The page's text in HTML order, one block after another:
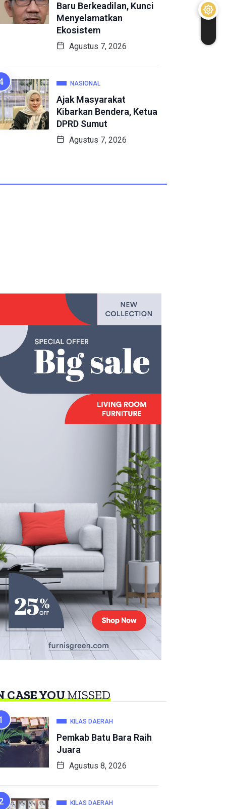
Baru Berkeadilan, Kunci
Menyelamatkan
Ekosistem
Agustus 7, 2026
NASIONAL
Ajak Masyarakat
Kibarkan Bendera, Ketua
DPRD Sumut
Agustus 7, 2026
CASE YOUMISSED
KILAS DAERAH
Pemkab Batu Bara Raih
Juara
Agustus 8, 2026
KILAS DAERAH